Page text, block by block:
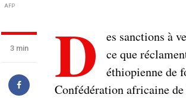
AFP
3 min D
es sanctions à
ce que
éthiopienne de
Confédération africaine